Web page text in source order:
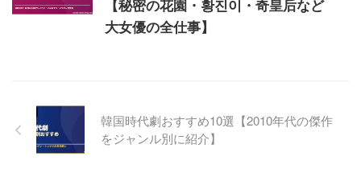
【秘密の花園・황진이・奇皇后など
大女優の全仕事】
韓国時代劇おすすめ10選【2010年代の傑作
をジャンル別に紹介】